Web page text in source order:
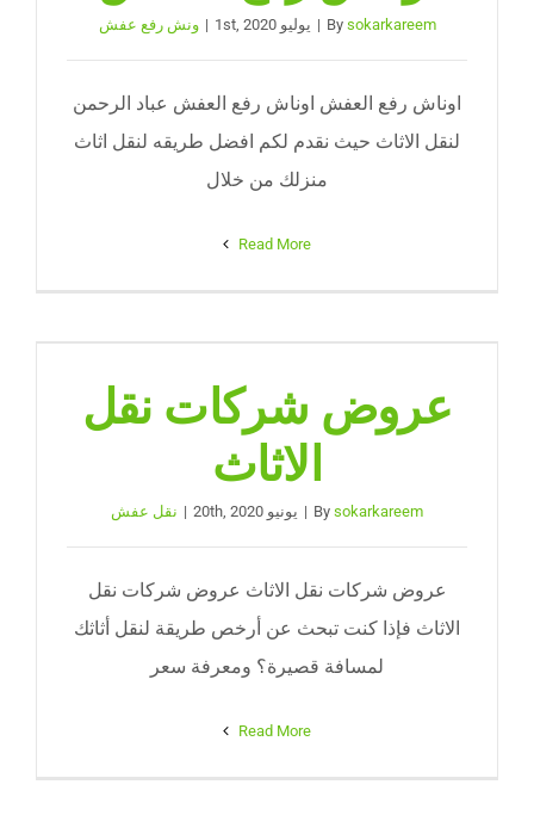
نقل عفش الجيزة
By sokarkareem
| يوليو 1st, 2020 | ونش رفع عفش
اوناش رفع العفش اوناش رفع العفش عباد الرحمن
لنقل الاثاث حيث نقدم لكم افضل طريقه لنقل اثاث
منزلك من خلال
Read More
عروض شركات نقل
الاثاث
By sokarkareem
| يونيو 20th, 2020 | نقل عفش
عروض شركات نقل الاثاث عروض شركات نقل
الاثاث فإذا كنت تبحث عن أرخص طريقة لنقل أثاثك
لمسافة قصيرة؟ ومعرفة سعر
Read More